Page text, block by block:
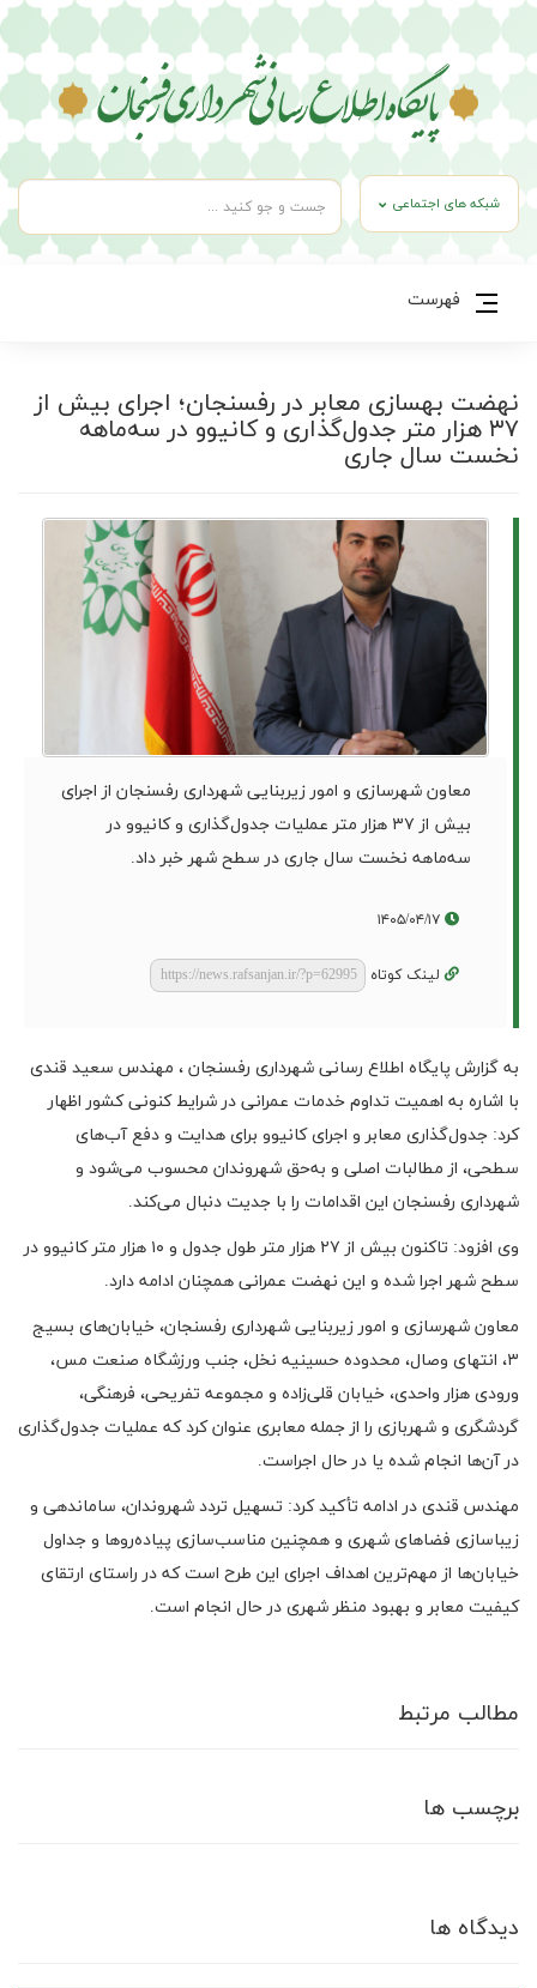
شبکه های اجتماعی
فهرست
نهضت بهسازی معابر در رفسنجان؛ اجرای بیش از
۳۷ هزار متر جدول‌گذاری و کانیوو در سه‌ماهه
نخست سال جاری
معاون شهرسازی و امور زیربنایی شهرداری رفسنجان از اجرای
بیش از ۳۷ هزار متر عملیات جدول‌گذاری و کانیوو در
سه‌ماهه نخست سال جاری در سطح شهر خبر داد.
لینک کوتاه
به گزارش پایگاه اطلاع رسانی شهرداری رفسنجان ، مهندس سعید قندی
با اشاره به اهمیت تداوم خدمات عمرانی در شرایط کنونی کشور اظهار
کرد: جدول‌گذاری معابر و اجرای کانیوو برای هدایت و دفع آب‌های
سطحی، از مطالبات اصلی و به‌حق شهروندان محسوب می‌شود و
شهرداری رفسنجان این اقدامات را با جدیت دنبال می‌کند.
وی افزود: تاکنون بیش از ۲۷ هزار متر طول جدول و ۱۰ هزار متر کانیوو در
سطح شهر اجرا شده و این نهضت عمرانی همچنان ادامه دارد.
معاون شهرسازی و امور زیربنایی شهرداری رفسنجان، خیابان‌های بسیج
۳، انتهای وصال، محدوده حسینیه نخل، جنب ورزشگاه صنعت مس،
ورودی هزار واحدی، خیابان قلی‌زاده و مجموعه تفریحی، فرهنگی،
گردشگری و شهربازی را از جمله معابری عنوان کرد که عملیات جدول‌گذاری
در آن‌ها انجام شده یا در حال اجراست.
مهندس قندی در ادامه تأکید کرد: تسهیل تردد شهروندان، ساماندهی و
زیباسازی فضاهای شهری و همچنین مناسب‌سازی پیاده‌روها و جداول
خیابان‌ها از مهم‌ترین اهداف اجرای این طرح است که در راستای ارتقای
کیفیت معابر و بهبود منظر شهری در حال انجام است.
مطالب مرتبط
برچسب ها
دیدگاه ها